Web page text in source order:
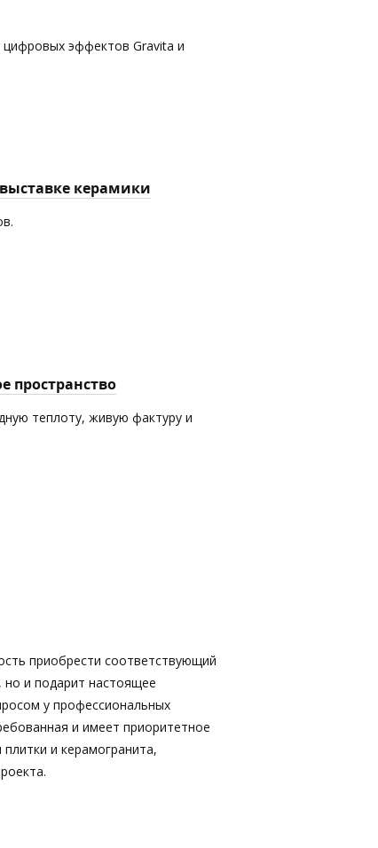
цифровых эффектов Gravita и
керамики
пространство
теплоту, живую фактуру и
приобрести соответствующий
но и подарит настоящее
у профессиональных
и имеет приоритетное
и керамогранита,